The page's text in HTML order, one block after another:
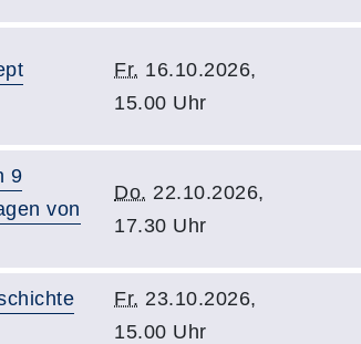
Fr. 16.10.2026,
15.00 Uhr
9
von
Do. 22.10.2026,
17.30 Uhr
Fr. 23.10.2026,
15.00 Uhr